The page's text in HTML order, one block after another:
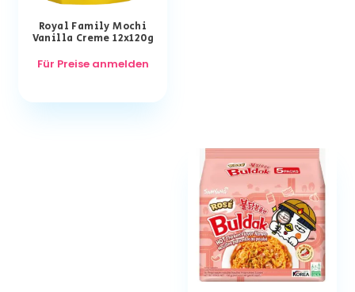
Royal Family Mochi
Vanilla Creme 12x120g
Für Preise anmelden